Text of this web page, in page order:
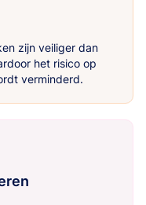
zijn veiliger dan
het risico op
verminderd.